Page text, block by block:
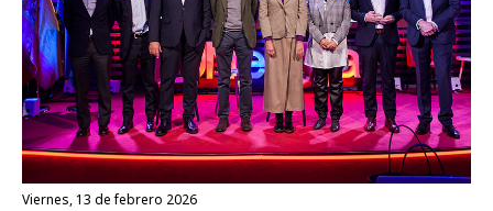
viernes, 13 de febrero 2026